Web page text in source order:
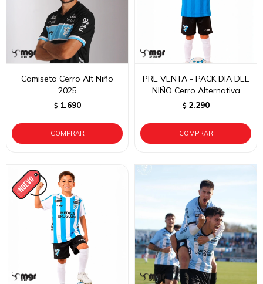
Camiseta Cerro Alt Niño
2025
$ 1.690
PRE VENTA - PACK DIA DEL
NIÑO Cerro Alternativa
$ 2.290